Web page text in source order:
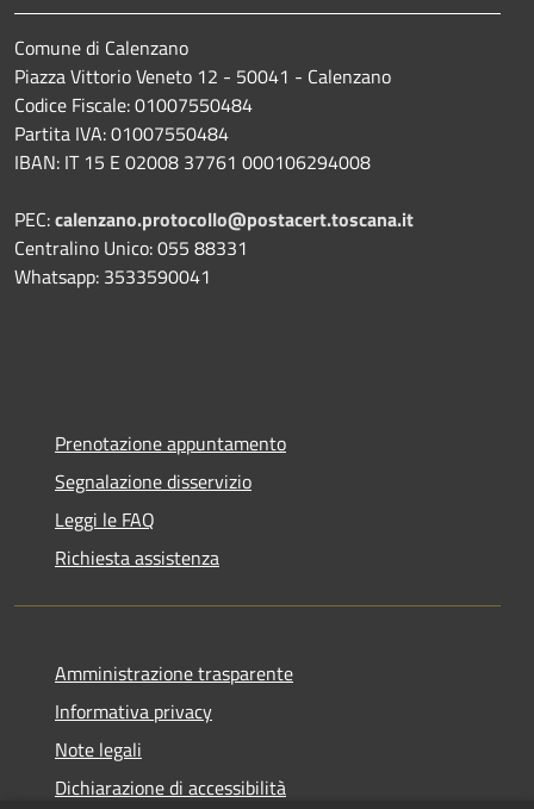
Comune di Calenzano
Piazza Vittorio Veneto 12 - 50041 - Calenzano
Codice Fiscale: 01007550484
Partita IVA: 01007550484
IBAN: IT 15 E 02008 37761 000106294008
PEC:calenzano.protocollo@postacert.toscana.it
Centralino Unico: 055 88331
Whatsapp: 3533590041
Prenotazione appuntamento
Segnalazione disservizio
Leggi le FAQ
Richiesta assistenza
Amministrazione trasparente
Informativa privacy
Note legali
Dichiarazione di accessibilità